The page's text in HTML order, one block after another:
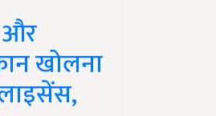
और
खोलना